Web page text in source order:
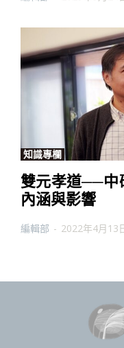
知識專欄
雙元孝道──中
內涵與影響
編輯部 - 2022年4月13